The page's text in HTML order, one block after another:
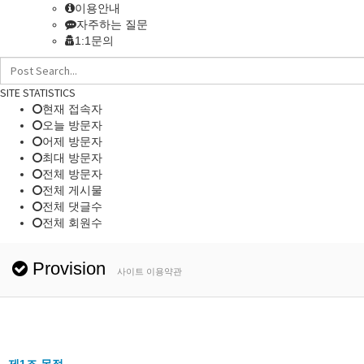
이용안내
자주하는 질문
1:1문의
SITE STATISTICS
현재 접속자
오늘 방문자
어제 방문자
최대 방문자
전체 방문자
전체 게시물
전체 댓글수
전체 회원수
Provision 사이트 이용약관